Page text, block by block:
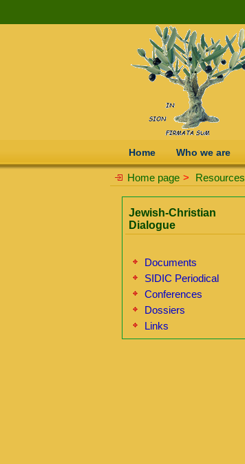
Home Who we are
Home page > Resources
Jewish-Christian
Dialogue
Documents
SIDIC Periodical
Conferences
Dossiers
Links